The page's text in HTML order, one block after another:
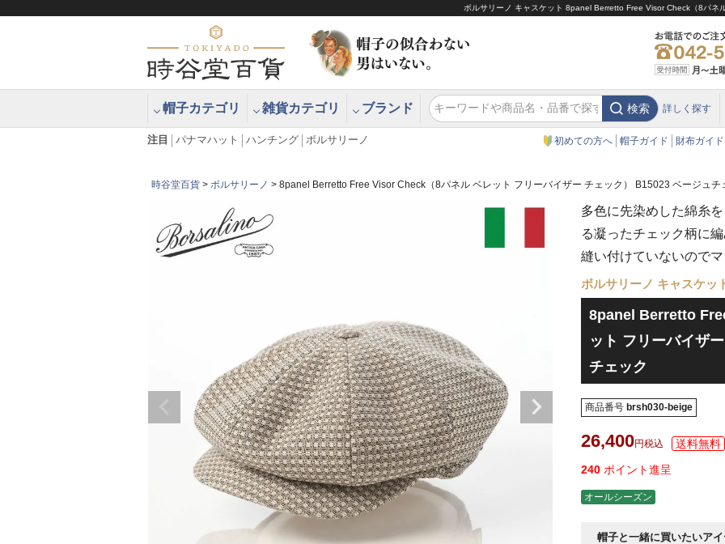
ボルサリーノ キャスケット 8panel Berretto Free Visor Check（8パネ
帽子カテゴリ 雑貨カテゴリ ブランド 検索 詳しく探す
注目 パナマハット ハンチング ボルサリーノ 初めての方へ 帽子ガイド 財布ガイド
時谷堂百貨 ボルサリーノ 8panel Berretto Free Visor Check（8パネル ベレット フリーバイザー チェック） B15023 ベージュチ
多色に先染めした綿糸
る凝ったチェック柄に
縫い付けていないので
ボルサリーノ キャスケッ
8panel Berretto
ット フリーバイザ
チェック
商品番号 brsh030-beige
26,400 税込
240 ポイント進呈
オールシーズン
帽子と一緒に買いたいアイ